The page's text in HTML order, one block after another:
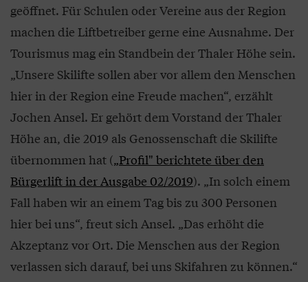
geöffnet. Für Schulen oder Vereine aus der Region
machen die Liftbetreiber gerne eine Ausnahme. Der
Tourismus mag ein Standbein der Thaler Höhe sein.
„Unsere Skilifte sollen aber vor allem den Menschen
hier in der Region eine Freude machen“, erzählt
Jochen Ansel. Er gehört dem Vorstand der Thaler
Höhe an, die 2019 als Genossenschaft die Skilifte
übernommen hat („Profil" berichtete über den
Bürgerlift in der Ausgabe 02/2019). „In solch einem
Fall haben wir an einem Tag bis zu 300 Personen
hier bei uns“, freut sich Ansel. „Das erhöht die
Akzeptanz vor Ort. Die Menschen aus der Region
verlassen sich darauf, bei uns Skifahren zu können.“